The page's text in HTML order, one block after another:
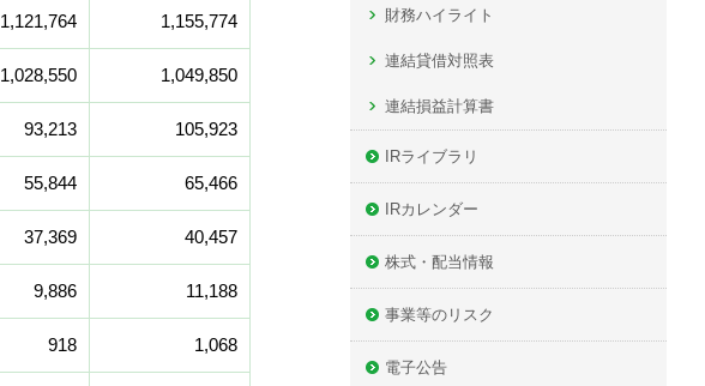
1,121,764 1,155,774
1,028,550 1,049,850
93,213 105,923
55,844 65,466
37,369 40,457
9,886 11,188
918 1,068
財務ハイライト
連結貸借対照表
連結損益計算書
IRライブラリ
IRカレンダー
株式・配当情報
事業等のリスク
電子公告